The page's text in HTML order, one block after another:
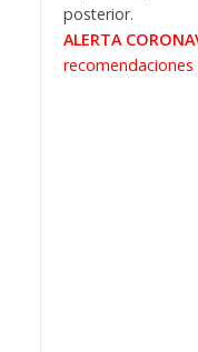
posterior.
ALERTA